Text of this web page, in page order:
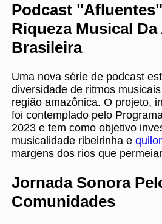
Podcast
Riqueza Musical
Brasileira
Uma nova série de podcast
diversidade de ritmos
região amazônica. O projeto,
foi contemplado pelo
2023 e tem como objetivo
musicalidade ribeirinha e
margens dos rios que
Jornada Sonora
Comunidades